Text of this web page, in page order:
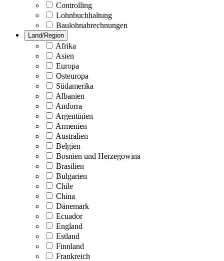
Controlling
Lohnbuchhaltung
Baulohnabrechnungen
Land/Region
Afrika
Asien
Europa
Osteuropa
Südamerika
Albanien
Andorra
Argentinien
Armenien
Australien
Belgien
Bosnien und Herzegowina
Brasilien
Bulgarien
Chile
China
Dänemark
Ecuador
England
Estland
Finnland
Frankreich